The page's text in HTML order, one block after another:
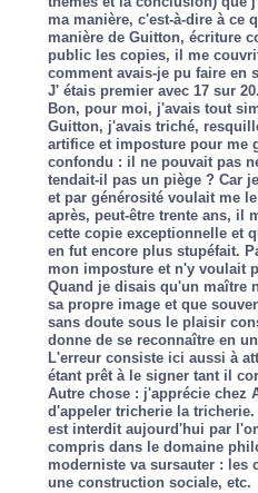
ma manière, c'est-à-dire à ce
manière de Guitton, écriture
public les copies, il me
comment avais-je pu faire en
J' étais premier avec 17 sur 20.
Bon, pour moi, j'avais tout
Guitton, j'avais triché,
artifice et imposture pour me
confondu : il ne pouvait pas
tendait-il pas un piège ? Car
et par générosité voulait me
après, peut-être trente ans, il
cette copie exceptionnelle et
en fut encore plus stupéfait.
mon imposture et n'y voulait
Quand je disais qu'un maître
sa propre image et que
sans doute sous le plaisir
donne de se reconnaître en
L'erreur consiste ici aussi à
étant prêt à le signer tant il
Autre chose : j'apprécie chez
d'appeler tricherie la
est interdit aujourd'hui par
compris dans le domaine
moderniste va sursauter : les
une construction sociale, etc.